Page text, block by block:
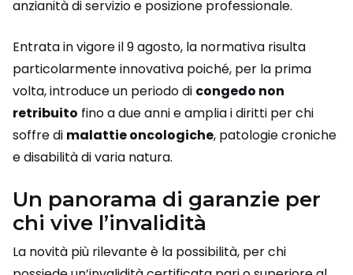
anzianità di servizio e posizione professionale.
Entrata in vigore il 9 agosto, la normativa risulta
particolarmente innovativa poiché, per la prima
volta, introduce un periodo di congedo non
retribuito fino a due anni e amplia i diritti per chi
soffre di malattie oncologiche, patologie croniche
e disabilità di varia natura.
Un panorama di garanzie per
chi vive l’invalidità
La novità più rilevante è la possibilità, per chi